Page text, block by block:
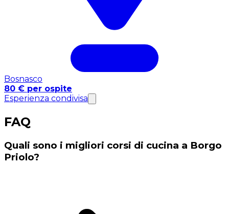
Bosnasco
80 € per ospite
Esperienza condivisa
FAQ
Quali sono i migliori corsi di cucina a Borgo
Priolo?